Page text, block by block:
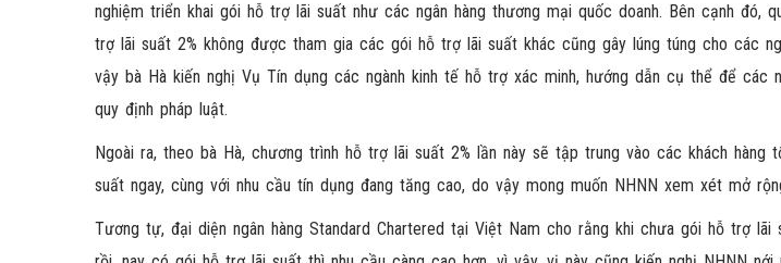
nghiệm triển khai gói hỗ trợ lãi suất như các ngân hàng thương mại quốc doanh. Bên cạnh đó,
trợ lãi suất 2% không được tham gia các gói hỗ trợ lãi suất khác cũng gây lúng túng cho các
vậy bà Hà kiến nghị Vụ Tín dụng các ngành kinh tế hỗ trợ xác minh, hướng dẫn cụ thể để các
quy định pháp luật.
Ngoài ra, theo bà Hà, chương trình hỗ trợ lãi suất 2% lần này sẽ tập trung vào các khách
suất ngay, cùng với nhu cầu tín dụng đang tăng cao, do vậy mong muốn NHNN xem xét mở
Tương tự, đại diện ngân hàng Standard Chartered tại Việt Nam cho rằng khi chưa gói hỗ trợ